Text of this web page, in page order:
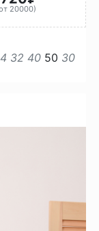
20000)
32 40 50 30